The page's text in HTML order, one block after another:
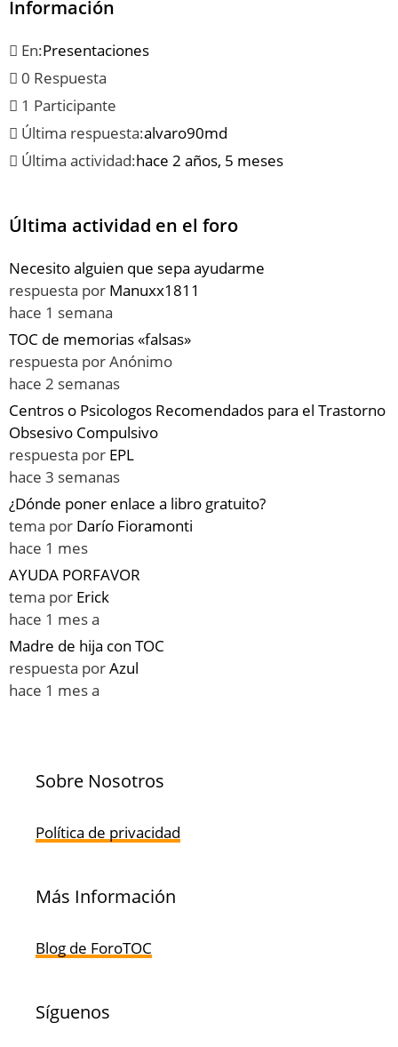
Información
En:Presentaciones
0 Respuesta
1 Participante
Última respuesta:alvaro90md
Última actividad:hace 2 años, 5 meses
Última actividad en el foro
Necesito alguien que sepa ayudarme
respuesta por Manuxx1811
hace 1 semana
TOC de memorias «falsas»
respuesta porAnónimo
hace 2 semanas
Centros o Psicologos Recomendados para el Trastorno
Obsesivo Compulsivo
respuesta por EPL
hace 3 semanas
¿Dónde poner enlace a libro gratuito?
tema por Darío Fioramonti
hace 1 mes
AYUDA PORFAVOR
tema por Erick
hace 1 mes a
Madre de hija con TOC
respuesta porAzul
hace 1 mes a
Sobre Nosotros
Política de privacidad
Más Información
Blog de ForoTOC
Síguenos